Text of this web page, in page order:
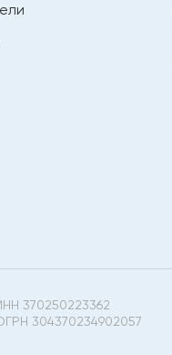
370250223362
304370234902057